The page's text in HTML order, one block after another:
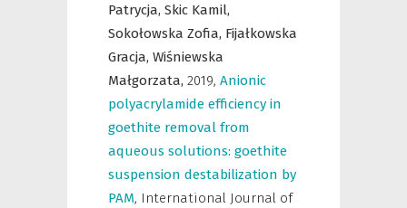
Patrycja, Skic Kamil,
Sokołowska Zofia, Fijałkowska
Gracja, Wiśniewska
Małgorzata, 2019, Anionic
polyacrylamide efficiency in
goethite removal from
aqueous solutions: goethite
suspension destabilization by
PAM, International Journal of